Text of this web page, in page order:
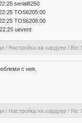
serial8250
TOS6205:00
TOS6208:00
uevent
/ Настройка на хардуер/ Re:
с нея.
/ Настройка на хардуер/ Re: